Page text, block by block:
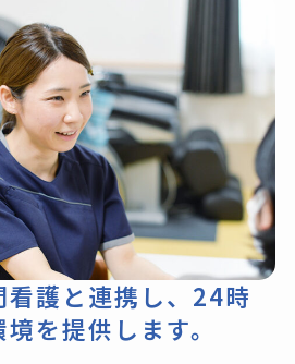
護と連携し、 24時
を提供します。